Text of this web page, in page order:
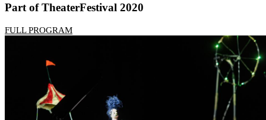
Part of TheaterFestival 2020
FULL PROGRAM